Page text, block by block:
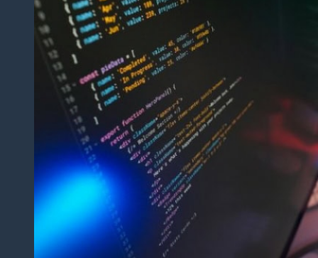
Sinh,
Hộ
Khẩu
Dịch Thuật
Đa Ngôn
Ngữ
Dịch
Thuật
Tiếng
Anh
Dịch
Thuật
Tiếng
Trung
Quốc
Dịch